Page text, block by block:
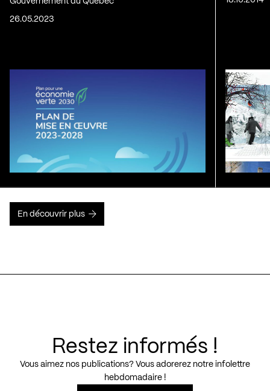
26.05.2023
En découvrir plus
Restez informés !
Vous aimez nos publications? Vous adorerez notre infolettre
hebdomadaire !